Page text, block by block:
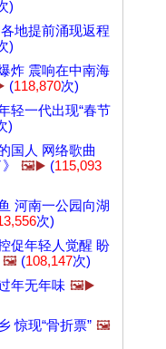
)
地提前涌现返程
)
炸 震响在中南海
(118,870次)
轻一代出现“春节
)
国人 网络歌曲
🖼️▶️ (115,093
河南一公园向湖
次)
促年轻人觉醒 盼
🖼️ (108,147次)
年无年味 🖼️▶️
惊现“骨折票” 🖼️